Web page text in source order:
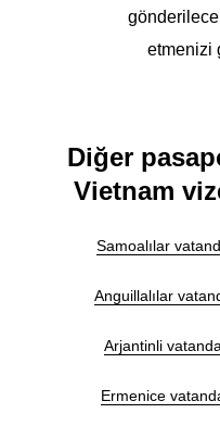
etmenizi
Diğer
Vietnam
Samoalılar
Anguillalılar
Arjantinli
Ermenice